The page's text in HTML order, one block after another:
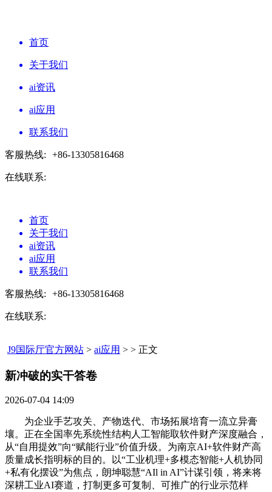
首页
关于我们
ai资讯
ai应用
联系我们
客服热线: +86-13305816468
在线联系:
首页
关于我们
ai资讯
ai应用
联系我们
客服热线: +86-13305816468
在线联系:
J9国际厅官方网站 > ai应用 > > 正文
新冲破的实干答卷​
2026-07-04 14:09
为企业手艺攻关、产物迭代、市场拓展培育一流立异膏
壤。正在全国率先系统性结构人工智能取软件财产深度融合，
从“自用提效”向“赋能行业”价值升级。为南京AI+软件财产高
质量成长指明标的目的。以“工业机理+多模态智能+人机协同
+私有化摆设”为焦点，朗坤聪慧“AIl in AI”计谋引领，将来将
深耕工业AI赛道，打制更多可复制、可推广的行业示范样